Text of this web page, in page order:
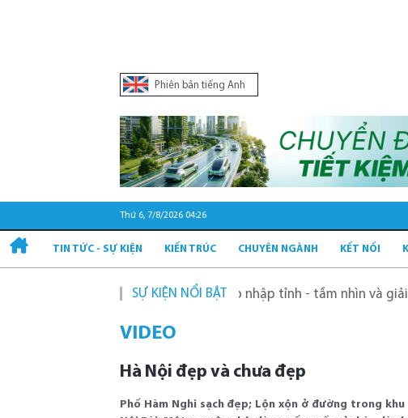
Phiên bản tiếng Anh
Thứ 6, 7/8/2026 04:26
TIN TỨC - SỰ KIỆN KIẾN TRÚC CHUYÊN NGÀNH KẾT NỐI
SỰ KIỆN NỔI BẬT
Quy hoạch mới sau sáp nhập tỉnh - tầm nhìn và giải pháp
VIDEO
Hà Nội đẹp và chưa đẹp
Phố Hàm Nghi sạch đẹp; Lộn xộn ở đường trong